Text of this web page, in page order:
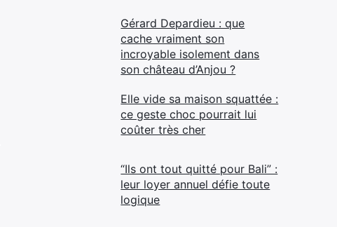
Gérard Depardieu : que
cache vraiment son
incroyable isolement dans
son château d’Anjou ?
Elle vide sa maison squattée :
ce geste choc pourrait lui
coûter très cher
“Ils ont tout quitté pour Bali” :
leur loyer annuel défie toute
logique